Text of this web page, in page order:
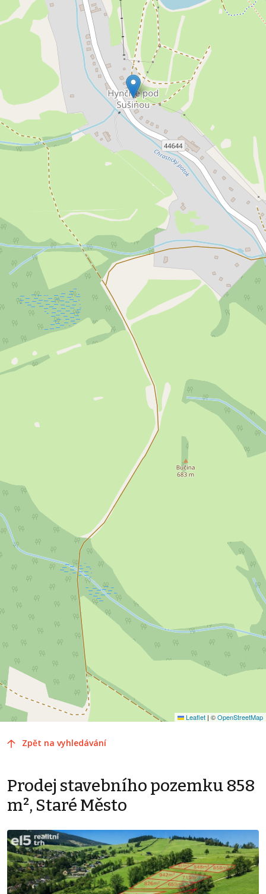
Leaflet | ©OpenStreetMap
Zpět na vyhledávání
Prodej stavebního pozemku 858
m², Staré Město